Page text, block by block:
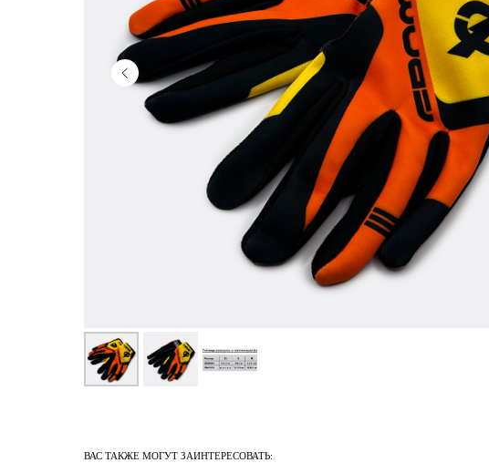
ВАС ТАКЖЕ МОГУТ ЗАИНТЕРЕСОВАТЬ: